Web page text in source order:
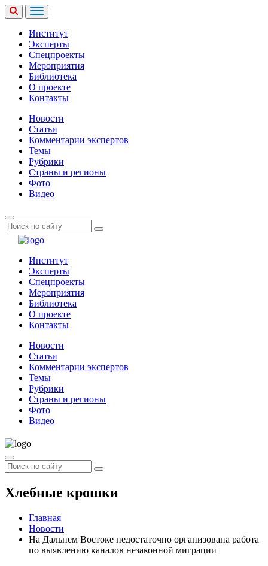
Институт
Эксперты
Спецпроекты
Мероприятия
Библиотека
О проекте
Контакты
Новости
Статьи
Комментарии экспертов
Темы
Рубрики
Страны и регионы
Фото
Видео
Институт
Эксперты
Спецпроекты
Мероприятия
Библиотека
О проекте
Контакты
Новости
Статьи
Комментарии экспертов
Темы
Рубрики
Страны и регионы
Фото
Видео
Хлебные крошки
Главная
Новости
На Дальнем Востоке недостаточно организована работа
по выявлению каналов незаконной миграции